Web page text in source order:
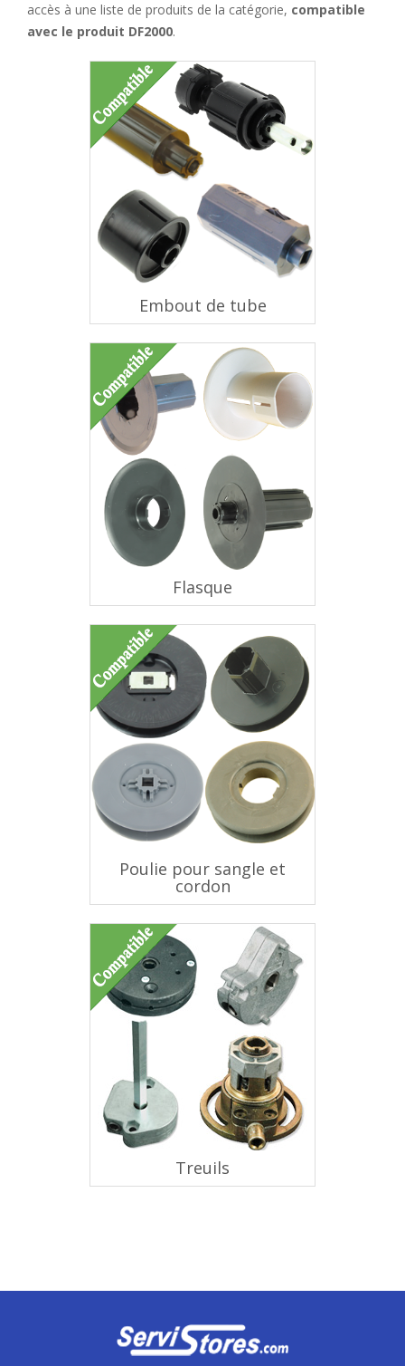
accès à une liste de produits de la catégorie, compatible
avec le produit DF2000.
Embout de tube
Flasque
Poulie pour sangle et
cordon
Treuils